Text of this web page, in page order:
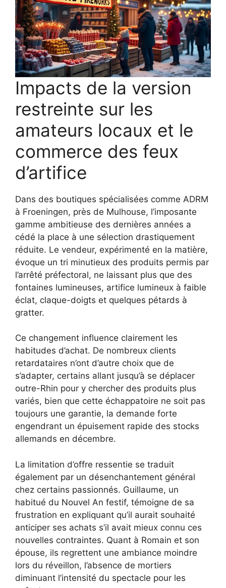
Impacts de la version
restreinte sur les
amateurs locaux et le
commerce des feux
d’artifice
Dans des boutiques spécialisées comme ADRM
à Froeningen, près de Mulhouse, l’imposante
gamme ambitieuse des dernières années a
cédé la place à une sélection drastiquement
réduite. Le vendeur, expérimenté en la matière,
évoque un tri minutieux des produits permis par
l’arrêté préfectoral, ne laissant plus que des
fontaines lumineuses, artifice lumineux à faible
éclat, claque-doigts et quelques pétards à
gratter.
Ce changement influence clairement les
habitudes d’achat. De nombreux clients
retardataires n’ont d’autre choix que de
s’adapter, certains allant jusqu’à se déplacer
outre-Rhin pour y chercher des produits plus
variés, bien que cette échappatoire ne soit pas
toujours une garantie, la demande forte
engendrant un épuisement rapide des stocks
allemands en décembre.
La limitation d’offre ressentie se traduit
également par un désenchantement général
chez certains passionnés. Guillaume, un
habitué du Nouvel An festif, témoigne de sa
frustration en expliquant qu’il aurait souhaité
anticiper ses achats s’il avait mieux connu ces
nouvelles contraintes. Quant à Romain et son
épouse, ils regrettent une ambiance moindre
lors du réveillon, l’absence de mortiers
diminuant l’intensité du spectacle pour les